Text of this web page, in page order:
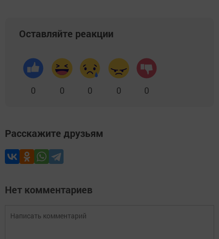
Оставляйте реакции
0 0 0 0 0
Расскажите друзьям
Нет комментариев